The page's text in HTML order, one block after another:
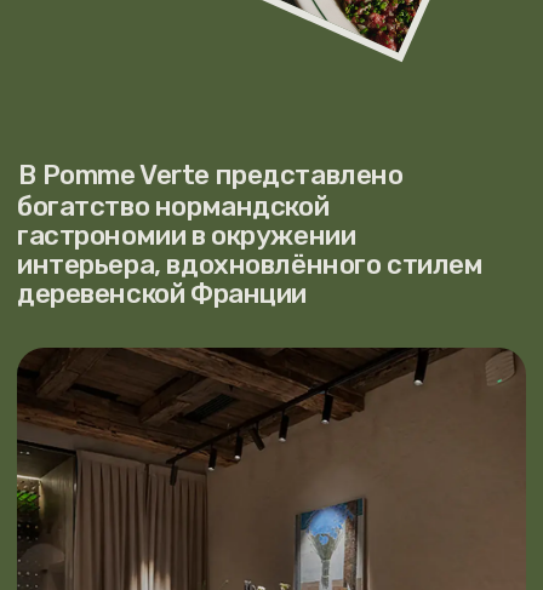
БРОНЬ
Политика обработки персональных данных
Договор-оферта
Разработка сайта